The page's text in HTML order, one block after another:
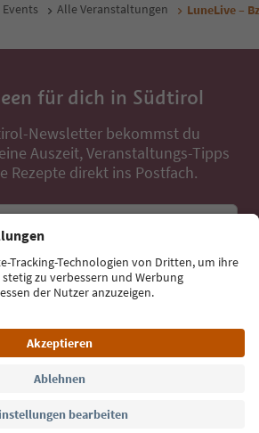
Alle Veranstaltungen LuneLive –
für dich in Südtirol
Newsletter bekommst du
Auszeit, Veranstaltungs-Tipps
Rezepte direkt ins Postfach.
Jetzt anmelden